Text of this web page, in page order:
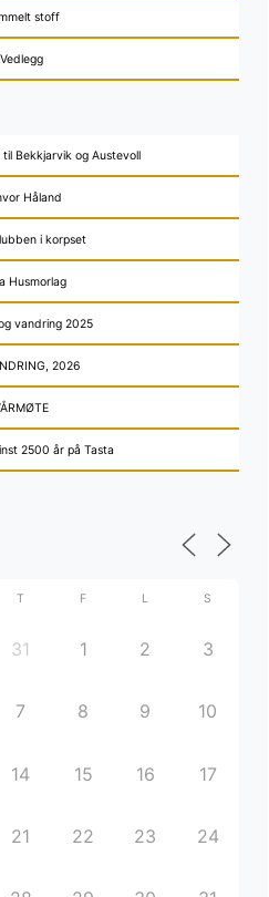
stoff
Vedlegg
Bekkjarvik og Austevoll
Håland
i korpset
Husmorlag
vandring 2025
2026
2500 år på Tasta
T F L S
31 1 2 3
7 8 9 10
14 15 16 17
21 22 23 24